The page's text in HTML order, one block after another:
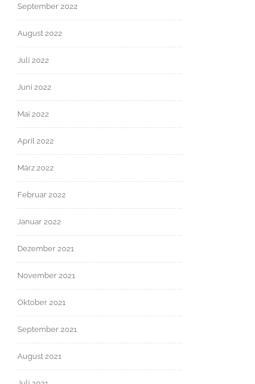
September 2022
August 2022
Juli 2022
Juni 2022
Mai 2022
April 2022
März 2022
Februar 2022
Januar 2022
Dezember 2021
November 2021
Oktober 2021
September 2021
August 2021